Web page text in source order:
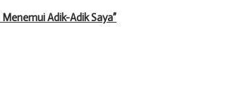
Adik-Adik Saya”